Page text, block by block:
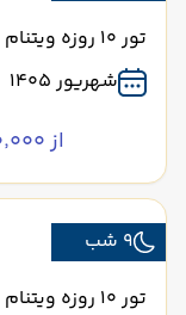
تور 10 روزه ویتنام تابستان و پاییز 1405 (پرواز مستقیم)
شهریور 1405
از ۸۵٬۰۰۰٬۰۰۰ تومان + ۱٬۱۹۵ دلار
9 شب
تور 10 روزه ویتنام تابستان و پاییز 1405 (پرواز مستقیم)